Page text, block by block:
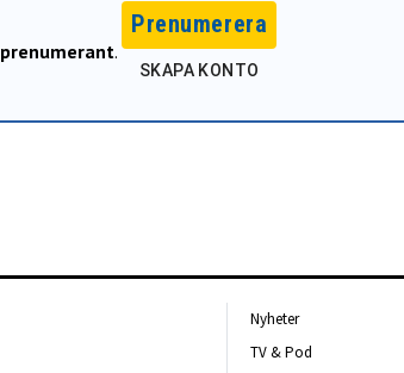
prenumerant.
Prenumerera
SKAPA KONTO
Nyheter
TV & Pod